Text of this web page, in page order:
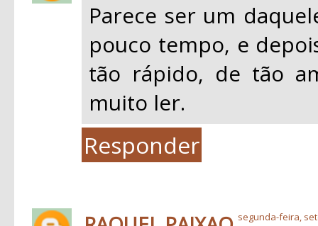
Parece ser um
pouco tempo, e
tão rápido, de tão
muito ler.
Responder
segunda-feira,